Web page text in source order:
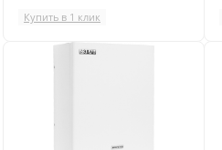
Купить в 1 клик